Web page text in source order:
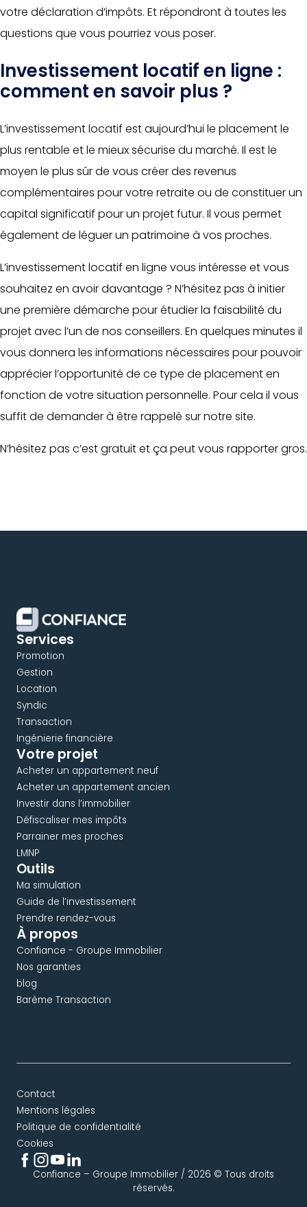
votre déclaration d’impôts. Et répondront à toutes les
questions que vous pourriez vous poser.
Investissement locatif en ligne :
comment en savoir plus ?
L’investissement locatif est aujourd’hui le placement le
plus rentable et le mieux sécurise du marché. Il est le
moyen le plus sûr de vous créer des revenus
complémentaires pour votre retraite ou de constituer un
capital significatif pour un projet futur. Il vous permet
également de léguer un patrimoine à vos proches.
L’investissement locatif en ligne vous intéresse et vous
souhaitez en avoir davantage ? N’hésitez pas à initier
une première démarche pour étudier la faisabilité du
projet avec l’un de nos conseillers. En quelques minutes il
vous donnera les informations nécessaires pour pouvoir
apprécier l’opportunité de ce type de placement en
fonction de votre situation personnelle. Pour cela il vous
suffit de demander à être rappelé sur notre site.
N’hésitez pas c’est gratuit et ça peut vous rapporter gros.
Services
Promotion
Gestion
Location
Syndic
Transaction
Ingénierie financière
Votre projet
Acheter un appartement neuf
Acheter un appartement ancien
Investir dans l’immobilier
Défiscaliser mes impôts
Parrainer mes proches
LMNP
Outils
Ma simulation
Guide de l’investissement
Prendre rendez-vous
À propos
Confiance - Groupe Immobilier
Nos garanties
blog
Barème Transaction
Contact
Mentions légales
Politique de confidentialité
Cookies
Confiance – Groupe Immobilier / 2026 © Tous droits
réservés.